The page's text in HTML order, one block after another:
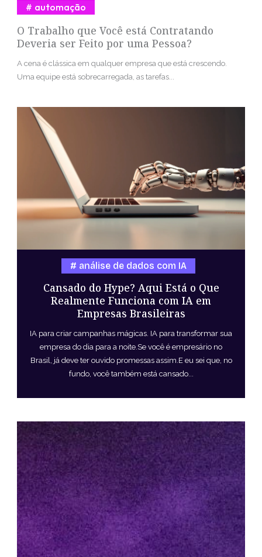
O Trabalho que Você está Contratando
Deveria ser Feito por uma Pessoa?
automação
A cena é clássica em qualquer empresa que está crescendo.
Uma equipe está sobrecarregada, as tarefas...
Cansado do Hype? Aqui Está o Que
Realmente Funciona com IA em
Empresas Brasileiras
análise de dados com IA
IA para criar campanhas mágicas. IA para transformar sua
empresa do dia para a noite.Se você é empresário no
Brasil, já deve ter ouvido promessas assim.E eu sei que, no
fundo, você também está cansado...